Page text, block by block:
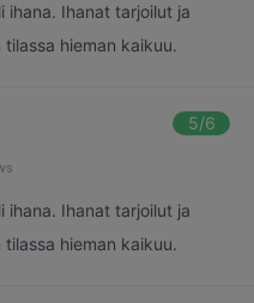
ihana. Ihanat tarjoilut ja
hieman kaikuu.
5/6
ihana. Ihanat tarjoilut ja
hieman kaikuu.